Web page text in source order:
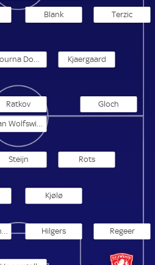
Blank Terzic
Kjaergaard
Ratkov Gloch
Regeer
Hilgers
Kjølø
Rots
Steijn
van Wolfswinkel